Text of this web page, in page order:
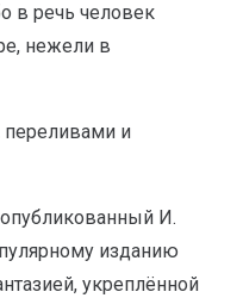
в речь человек
нежели в
переливами и
И.
изданию
укреплённой